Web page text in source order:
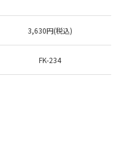
3,630円(税込)
FK-234